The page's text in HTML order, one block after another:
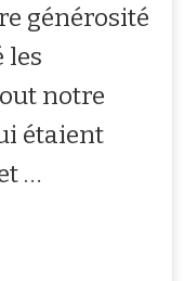
générosité
les
notre
étaient
…